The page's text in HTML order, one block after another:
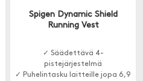
Spigen Dynamic Shield
Running Vest
✓ Säädettävä 4-
pistejärjestelmä
✓ Puhelintasku laitteille jopa 6,9